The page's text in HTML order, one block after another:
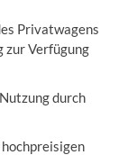
Privatwagens
zur Verfügung
durch